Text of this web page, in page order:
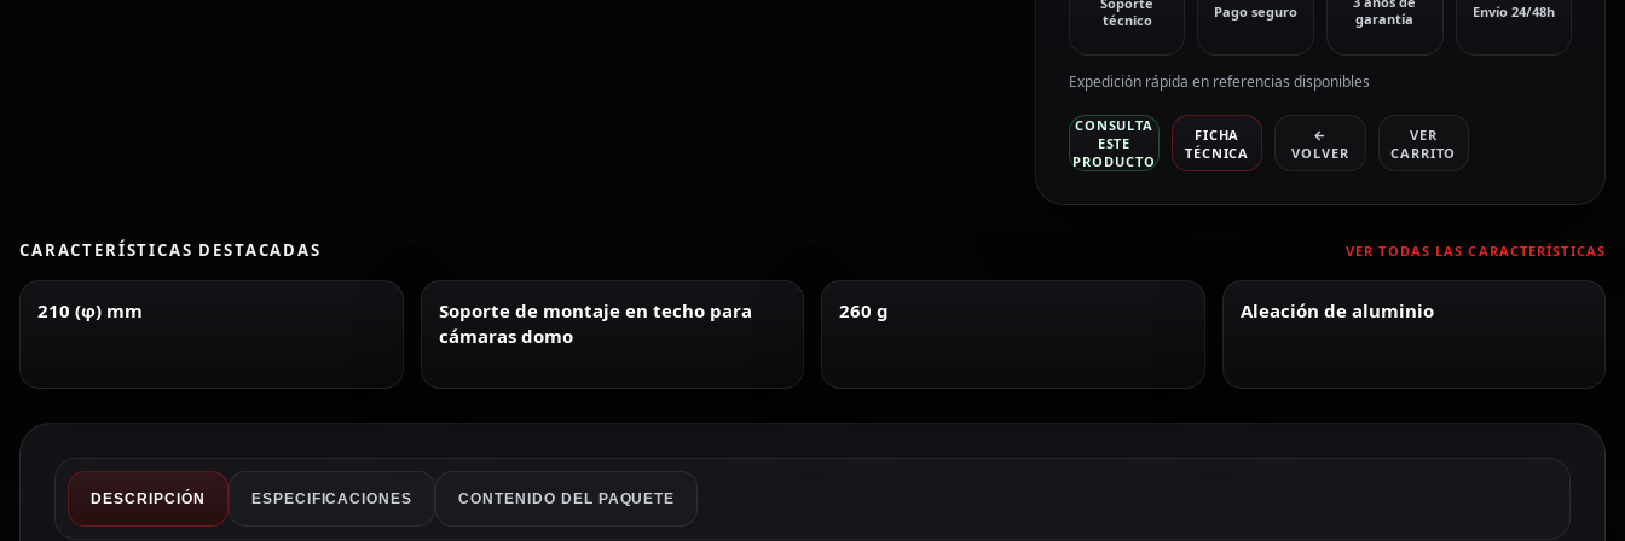
técnico
Pago seguro
garantía
Envío 24/48h
Expedición rápida en referencias disponibles
CONSULTA
ESTE
PRODUCTO
FICHA
TÉCNICA
←
VOLVER
VER
CARRITO
CARACTERÍSTICAS DESTACADAS VER TODAS LAS CARACTERÍSTICAS
210 (φ) mm
Soporte de montaje en techo para
cámaras domo
260 g Aleación de aluminio
DESCRIPCIÓN ESPECIFICACIONES CONTENIDO DEL PAQUETE